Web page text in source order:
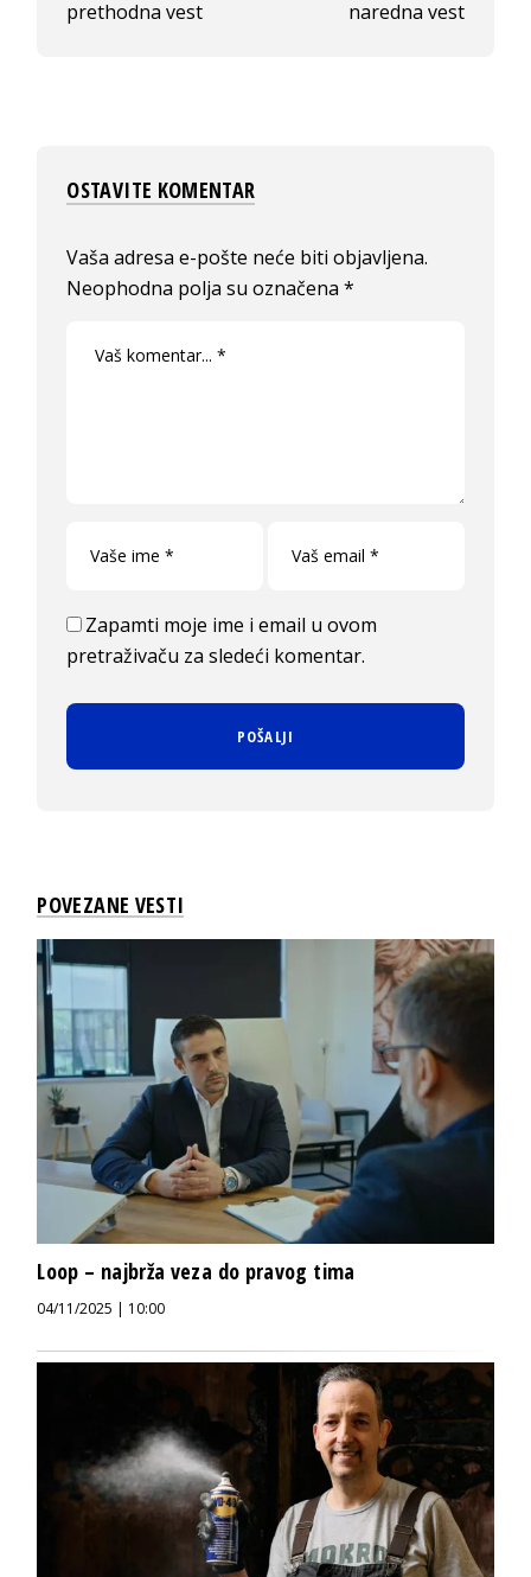
prethodna vest naredna vest
OSTAVITE KOMENTAR
Vaša adresa e-pošte neće biti objavljena.
Neophodna polja su označena*
Zapamti moje ime i email u ovom
pretraživaču za sledeći komentar.
POVEZANE VESTI
Loop – najbrža veza do pravog tima
04/11/2025 | 10:00